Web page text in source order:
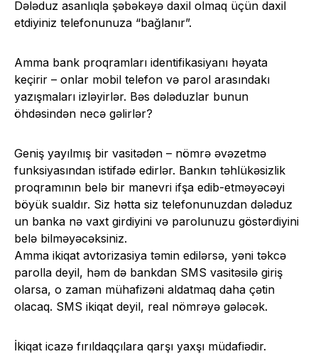
Dələduz asanlıqla şəbəkəyə daxil olmaq üçün daxil
etdiyiniz telefonunuza “bağlanır”.
Amma bank proqramları identifikasiyanı həyata
keçirir – onlar mobil telefon və parol arasındakı
yazışmaları izləyirlər. Bəs dələduzlar bunun
öhdəsindən necə gəlirlər?
Geniş yayılmış bir vasitədən – nömrə əvəzetmə
funksiyasından istifadə edirlər. Bankın təhlükəsizlik
proqramının belə bir manevri ifşa edib-etməyəcəyi
böyük sualdır. Siz hətta siz telefonunuzdan dələduz
un banka nə vaxt girdiyini və parolunuzu göstərdiyini
belə bilməyəcəksiniz.
Amma ikiqat avtorizasiya təmin edilərsə, yəni təkcə
parolla deyil, həm də bankdan SMS vasitəsilə giriş
olarsa, o zaman mühafizəni aldatmaq daha çətin
olacaq. SMS ikiqat deyil, real nömrəyə gələcək.
İkiqat icazə fırıldaqçılara qarşı yaxşı müdafiədir.